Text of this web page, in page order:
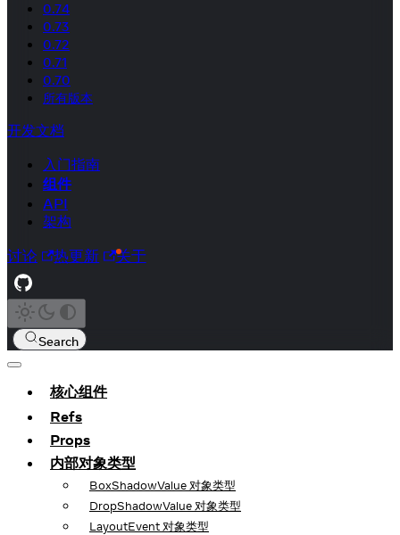
0.74
0.73
0.72
0.71
0.70
所有版本
开发文档
入门指南
组件
API
架构
讨论 热更新 关于
Search
核心组件
Refs
Props
内部对象类型
BoxShadowValue 对象类型
DropShadowValue 对象类型
LayoutEvent 对象类型